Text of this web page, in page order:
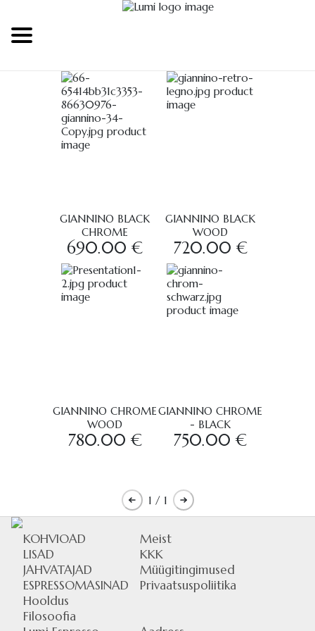
GIANNINO BLACK
CHROME
690.00 €
GIANNINO BLACK
WOOD
720.00 €
GIANNINO CHROME
WOOD
780.00 €
GIANNINO CHROME
- BLACK
750.00 €
1 / 1
KOHVIOAD
LISAD
JAHVATAJAD
ESPRESSOMASINAD
Hooldus
Filosoofia
Meist
KKK
Müügitingimused
Privaatsuspoliitika